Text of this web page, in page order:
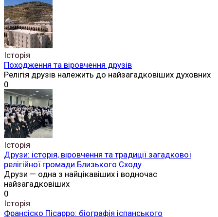
Історія
Походження та віровчення друзів
Релігія друзів належить до найзагадковіших духовних
0
Історія
Друзи: історія, віровчення та традиції загадкової
релігійної громади Близького Сходу
Друзи — одна з найцікавіших і водночас
найзагадковіших
0
Історія
Франсіско Пісарро: біографія іспанського